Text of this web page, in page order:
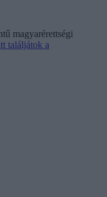
magyarérettségi
találjátok a